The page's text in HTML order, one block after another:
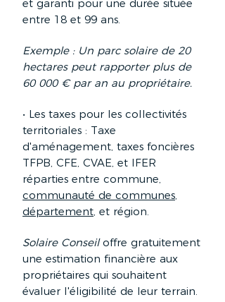
et garanti pour une durée située
entre 18 et 99 ans.
Exemple : Un parc solaire de 20
hectares peut rapporter plus de
60 000 € par an au propriétaire.
• Les taxes pour les collectivités
territoriales : Taxe
d'aménagement, taxes foncières
TFPB, CFE, CVAE, et IFER
réparties entre commune,
communauté de communes,
département, et région.
Solaire Conseiloffre gratuitement
une estimation financière aux
propriétaires qui souhaitent
évaluer l'éligibilité de leur terrain.